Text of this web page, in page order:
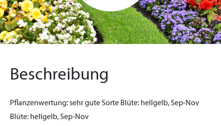
Beschreibung
Pflanzenwertung:sehr gute Sorte Blüte: hellgelb, Sep-Nov
Blüte: hellgelb, Sep-Nov